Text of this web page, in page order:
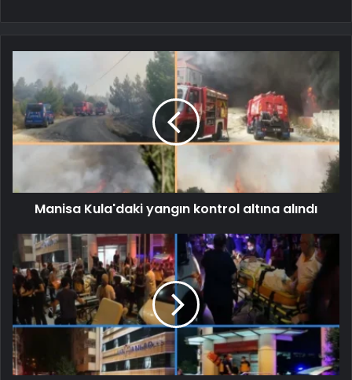
Manisa Kula'daki yangın kontrol altına alındı